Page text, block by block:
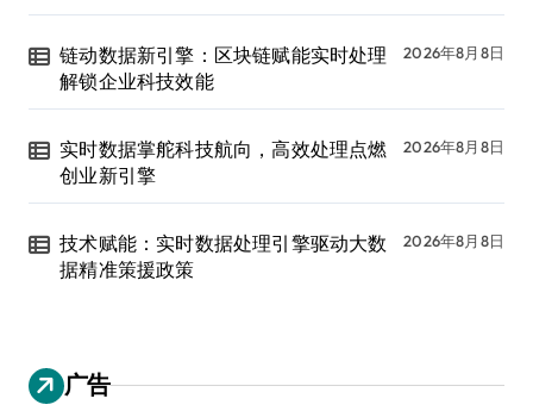
链动数据新引擎：区块链赋能实时处理
解锁企业科技效能
2026年8月8日
实时数据掌舵科技航向，高效处理点燃
创业新引擎
2026年8月8日
技术赋能：实时数据处理引擎驱动大数
据精准策援政策
2026年8月8日
广告